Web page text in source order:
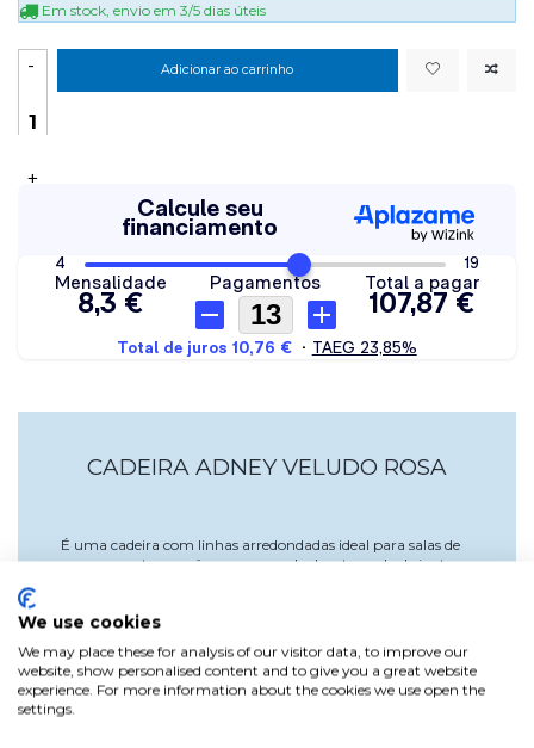
Em stock, envio em 3/5 dias úteis
-
+
Adicionar ao carrinho
CADEIRA ADNEY VELUDO ROSA
É uma cadeira com linhas arredondadas ideal para salas de
espaços contemporâneos como sala de estar, sala de jantar
tinta epóxi preta fosca.A forma do assento deixa esta peça
encaixar em espaços atuais, mas também em espaços com
estilos decorativos vintage.Instruções de limpeza: use um
pano macio ligeiramente umedecido, pré-experimentá-lo
em uma área não visível do móvel. Não utilize produtos de
We use cookies
We may place these for analysis of our visitor data, to improve our
website, show personalised content and to give you a great website
experience. For more information about the cookies we use open the
settings.